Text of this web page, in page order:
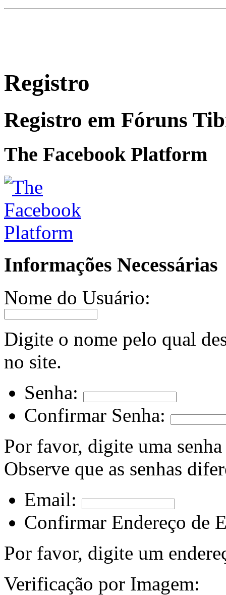
Registro
Registro em Fóruns
The Facebook Platform
Informações Necessárias
Nome do Usuário:
Digite o nome pelo qual
no site.
Senha:
Confirmar Senha:
Por favor, digite uma
Observe que as senhas
Email:
Confirmar Endereço de
Por favor, digite um
Verificação por Imagem: